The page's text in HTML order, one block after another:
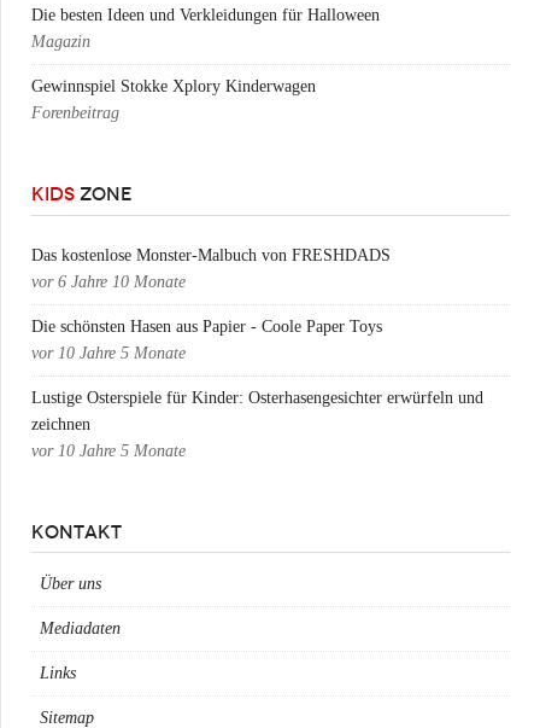
Die besten Ideen und Verkleidungen für Halloween
Magazin
Gewinnspiel Stokke Xplory Kinderwagen
Forenbeitrag
KIDS ZONE
Das kostenlose Monster-Malbuch von FRESHDADS
vor 6 Jahre 10 Monate
Die schönsten Hasen aus Papier - Coole Paper Toys
vor 10 Jahre 5 Monate
Lustige Osterspiele für Kinder: Osterhasengesichter erwürfeln und
zeichnen
vor 10 Jahre 5 Monate
KONTAKT
Über uns
Mediadaten
Links
Sitemap